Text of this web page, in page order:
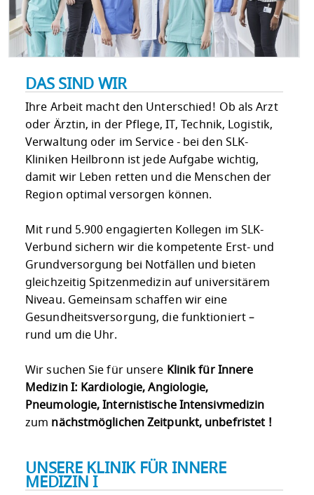
DAS SIND WIR
Ihre Arbeit macht den Unterschied! Ob als Arzt
oder Ärztin, in der Pflege, IT, Technik, Logistik,
Verwaltung oder im Service - bei den SLK-
Kliniken Heilbronn ist jede Aufgabe wichtig,
damit wir Leben retten und die Menschen der
Region optimal versorgen können.
Mit rund 5.900 engagierten Kollegen im SLK-
Verbund sichern wir die kompetente Erst- und
Grundversorgung bei Notfällen und bieten
gleichzeitig Spitzenmedizin auf universitärem
Niveau. Gemeinsam schaffen wir eine
Gesundheitsversorgung, die funktioniert –
rund um die Uhr.
Wir suchen Sie für unsere Klinik für Innere
Medizin I: Kardiologie, Angiologie,
Pneumologie, Internistische Intensivmedizin
zum nächstmöglichen Zeitpunkt, unbefristet !
UNSERE KLINIK FÜR INNERE
MEDIZIN I